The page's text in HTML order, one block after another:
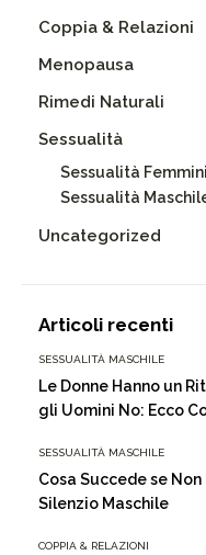
Coppia & Relazioni
Menopausa
Rimedi Naturali
Sessualità
Sessualità
Sessualità
Uncategorized
Articoli recenti
SESSUALITÀ MASCHILE
Le Donne Hanno un
gli Uomini No: Ecco
SESSUALITÀ MASCHILE
Cosa Succede se
Silenzio Maschile
COPPIA & RELAZIONI